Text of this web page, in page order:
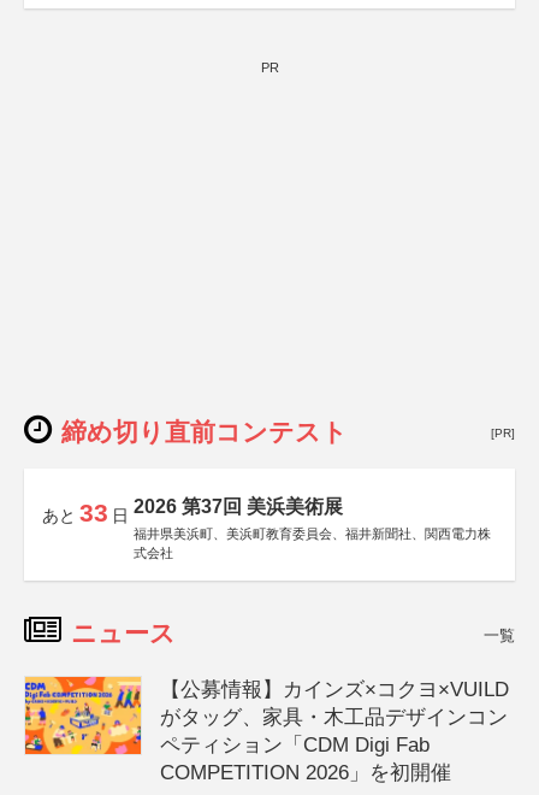
PR
締め切り直前コンテスト [PR]
あと 33 日 2026 第37回 美浜美術展
福井県美浜町、美浜町教育委員会、福井新聞社、関西電力株
式会社
ニュース 一覧
【公募情報】カインズ×コクヨ×VUILD
がタッグ、家具・木工品デザインコン
ペティション「CDM Digi Fab
COMPETITION 2026」を初開催